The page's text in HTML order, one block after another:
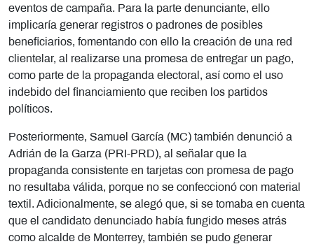
eventos de campaña. Para la parte denunciante, ello
implicaría generar registros o padrones de posibles
beneficiarios, fomentando con ello la creación de una red
clientelar, al realizarse una promesa de entregar un pago,
como parte de la propaganda electoral, así como el uso
indebido del financiamiento que reciben los partidos
políticos.
Posteriormente, Samuel García (MC) también denunció a
Adrián de la Garza (PRI-PRD), al señalar que la
propaganda consistente en tarjetas con promesa de pago
no resultaba válida, porque no se confeccionó con material
textil. Adicionalmente, se alegó que, si se tomaba en cuenta
que el candidato denunciado había fungido meses atrás
como alcalde de Monterrey, también se pudo generar